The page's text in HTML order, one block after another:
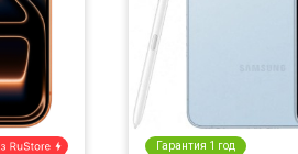
Гарантия 1 год